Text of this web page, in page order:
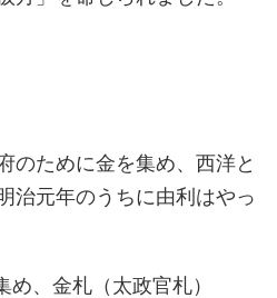
のために金を集め、西洋と
治元年のうちに由利はやっ
、金札（太政官札）